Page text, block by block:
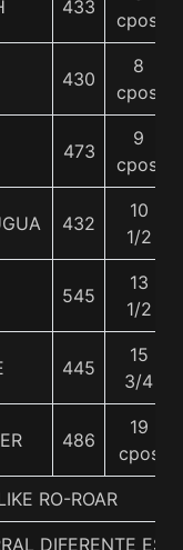
433
cpos.
430
8
cpos.
473
9
cpos.
432
10
1/2
545
13
1/2
445
15
3/4
486
19
cpos
RO-ROAR
DIFERENTE ES